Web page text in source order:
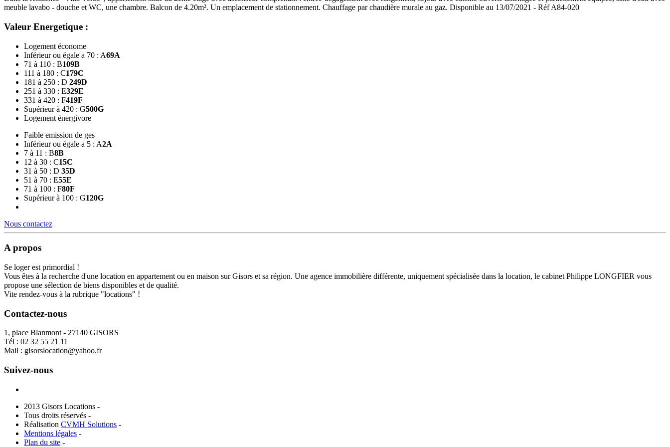
meuble lavabo - douche et WC, une chambre. Balcon de 4.20m². Un emplacement de stationnement. Chauffage par chaudière murale au gaz. Disponible au 13/07/2021 - Réf A84-020
Valeur Energetique :
Logement économe
Inférieur ou égale a 70 : A69A
71 à 110 : B109B
111 à 180 : C179C
181 à 250 : D 249D
251 à 330 : E329E
331 à 420 : F419F
Supérieur à 420 : G500G
Logement énergivore
Faible emission de ges
Inférieur ou égale a 5 : A2A
7 à 11 : B8B
12 à 30 : C15C
31 à 50 : D 35D
51 à 70 : E55E
71 à 100 : F80F
Supérieur à 100 : G120G
Nous contactez
A propos
Se loger est primordial !
Vous êtes à la recherche d'une location en appartement ou en maison sur Gisors et sa région. Une agence immobilière différente, uniquement spécialisée dans la location, le cabinet Philippe LONGFIER vous
propose une sélection de biens disponibles et de qualité.
Vite rendez-vous à la rubrique "locations" !
Contactez-nous
1, place Blanmont - 27140 GISORS
Tél : 02 32 55 21 11
Mail : gisorslocation@yahoo.fr
Suivez-nous
2013 Gisors Locations -
Tous droits réservés -
Réalisation CVMH Solutions -
Mentions légales -
Plan du site -